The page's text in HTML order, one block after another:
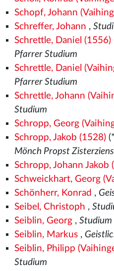
Schopf, Johann
Schreffer, Johann ,
Schrettle, Daniel (1556)
Pfarrer Studium
Schrettle, Daniel
Pfarrer Studium
Schrettle, Johann
Studium
Schropp, Georg
Schropp, Jakob (1528)
Mönch Propst
Schropp, Johann Jakob
Schweickhart, Georg
Schönherr, Konrad ,
Seibel, Christoph ,
Seiblin, Georg, Studium
Seiblin, Markus,
Seiblin, Philipp
Studium